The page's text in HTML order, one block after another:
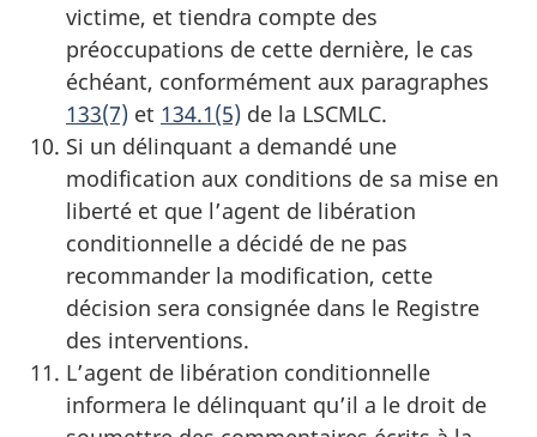
victime, et tiendra compte des
préoccupations de cette dernière, le cas
échéant, conformément aux paragraphes
133(7) et 134.1(5) de la LSCMLC.
Si un délinquant a demandé une
modification aux conditions de sa mise en
liberté et que l’agent de libération
conditionnelle a décidé de ne pas
recommander la modification, cette
décision sera consignée dans le Registre
des interventions.
L’agent de libération conditionnelle
informera le délinquant qu’il a le droit de